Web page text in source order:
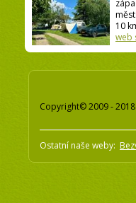
10
web
Copyright© 2009 -
Ostatní naše weby: